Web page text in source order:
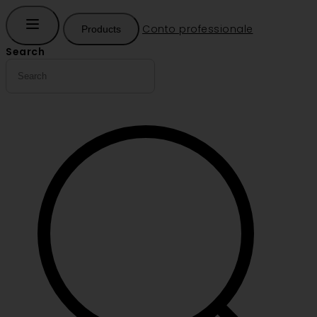
Products
Conto professionale
Search